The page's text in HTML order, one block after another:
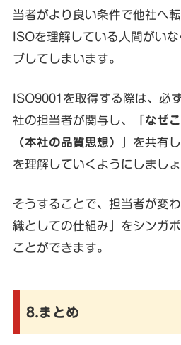
当者がより良い条件で他社へ
ISOを理解している人間がい
プしてしまいます。
ISO9001を取得する際は、必
社の担当者が関与し、「なぜ
（本社の品質思想）
」を共有
を理解していくようにしましょ
そうすることで、担当者が変
織としての仕組み」をシンガ
ことができます。
8.まとめ